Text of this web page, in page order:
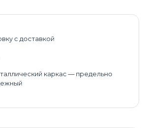
каркас — предельно